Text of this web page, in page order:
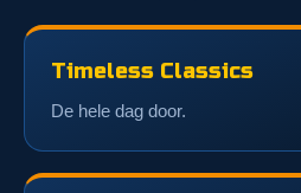
Timeless Classics
De hele dag door.